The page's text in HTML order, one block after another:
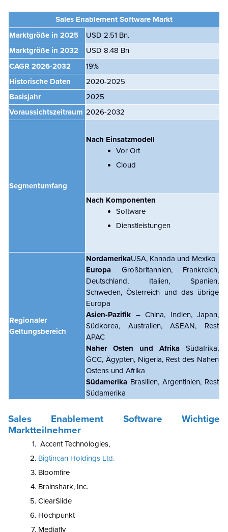
Sales Enablement Software Markt
Marktgröße in 2025
USD 2.51 Bn.
Marktgröße in 2032
USD 8.48 Bn
CAGR 2026-2032
19%
Historische Daten
2020-2025
Basisjahr
2025
Voraussichtszeitraum 2026-2032
Segmentumfang
Nach Einsatzmodell
Vor Ort
Cloud
Nach Komponenten
Software
Dienstleistungen
Regionaler
Geltungsbereich
NordamerikaUSA, Kanada und Mexiko
Europa Großbritannien, Frankreich,
Deutschland, Italien, Spanien,
Schweden, Österreich und das übrige
Europa
Asien-Pazifik – China, Indien, Japan,
Südkorea, Australien, ASEAN, Rest
APAC
Naher Osten und Afrika Südafrika,
GCC, Ägypten, Nigeria, Rest des Nahen
Ostens und Afrika
Südamerika Brasilien, Argentinien, Rest
Südamerika
Sales Enablement Software Wichtige
Marktteilnehmer
Accent Technologies,
Bigtincan Holdings Ltd.
Bloomfire
Brainshark, Inc.
ClearSlide
Hochpunkt
Mediafly